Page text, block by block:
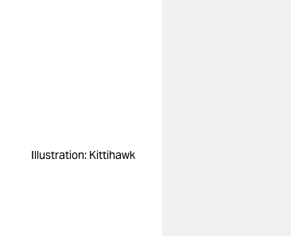
Illustration: Kittihawk